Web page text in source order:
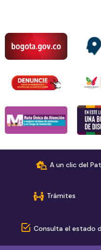
A un clic del
Trámites
Consulta el estado